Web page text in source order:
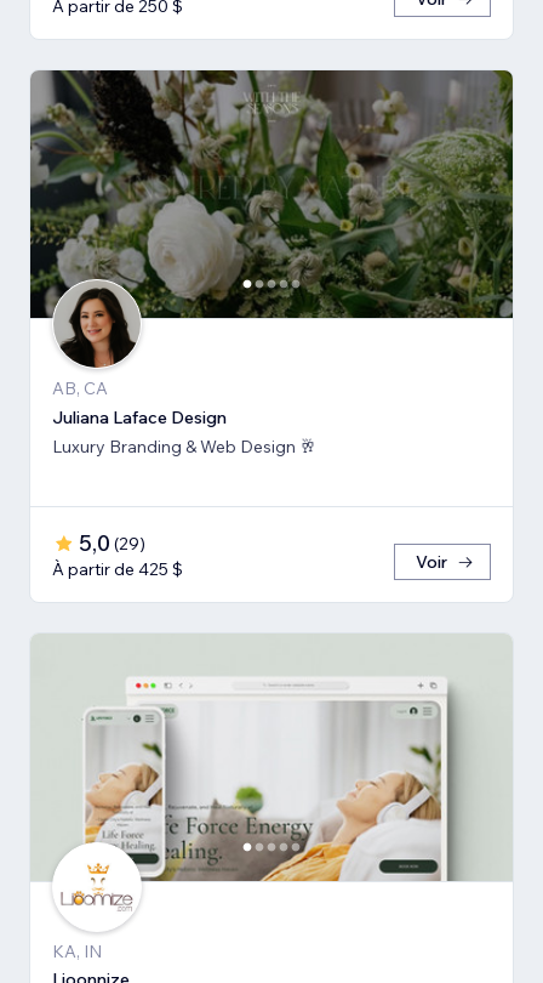
À partir de 250 $
AB, CA
Juliana Laface Design
Luxury Branding & Web Design 🥂
5,0 (29)
À partir de 425 $
Voir
KA, IN